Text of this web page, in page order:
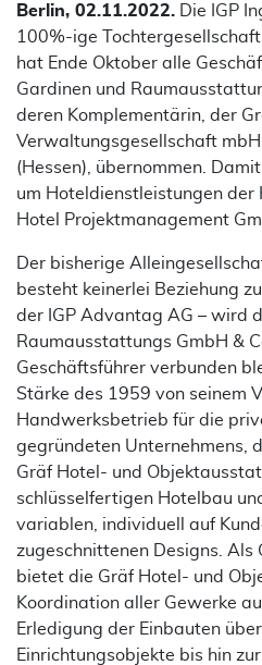
Berlin, 02.11.2022. Die IGP
100%-ige
hat Ende Oktober alle
Gardinen und
deren Komplementärin, der
Verwaltungsgesellschaft
(Hessen), übernommen.
um Hoteldienstleistungen der
Hotel Projektmanagement
Der bisherige
besteht keinerlei Beziehung
der IGP Advantag AG – wird
Raumausstattungs GmbH &
Geschäftsführer verbunden
Stärke des 1959 von seinem
Handwerksbetrieb für die
gegründeten Unternehmens,
Gräf Hotel- und
schlüsselfertigen Hotelbau
variablen, individuell auf
zugeschnittenen Designs. Als
bietet die Gräf Hotel- und
Koordination aller Gewerke
Erledigung der Einbauten
Einrichtungsobjekte bis hin